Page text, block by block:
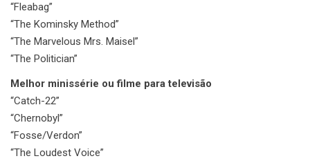
“Fleabag”
“The Kominsky Method”
“The Marvelous Mrs. Maisel”
“The Politician”
Melhor minissérie ou filme para televisão
“Catch-22”
“Chernobyl”
“Fosse/Verdon”
“The Loudest Voice”